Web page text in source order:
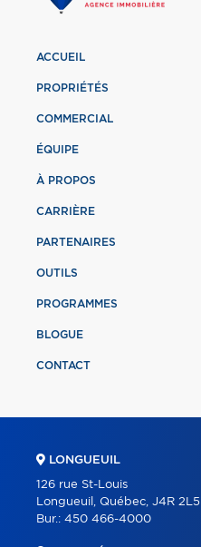
ACCUEIL
PROPRIÉTÉS
COMMERCIAL
ÉQUIPE
À PROPOS
CARRIÈRE
PARTENAIRES
OUTILS
PROGRAMMES
BLOGUE
CONTACT
LONGUEUIL
126 rue St-Louis
Longueuil, Québec, J4R 2L5
Bur.: 450 466-4000